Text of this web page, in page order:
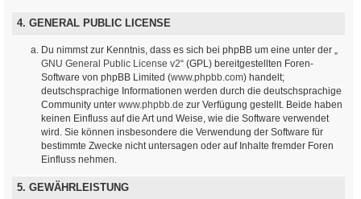
4. GENERAL PUBLIC LICENSE
Du nimmst zur Kenntnis, dass es sich bei phpBB um eine unter der „
GNU General Public License v2“ (GPL) bereitgestellten Foren-
Software von phpBB Limited (www.phpbb.com) handelt;
deutschsprachige Informationen werden durch die deutschsprachige
Community unter www.phpbb.de zur Verfügung gestellt. Beide haben
keinen Einfluss auf die Art und Weise, wie die Software verwendet
wird. Sie können insbesondere die Verwendung der Software für
bestimmte Zwecke nicht untersagen oder auf Inhalte fremder Foren
Einfluss nehmen.
5. GEWÄHRLEISTUNG